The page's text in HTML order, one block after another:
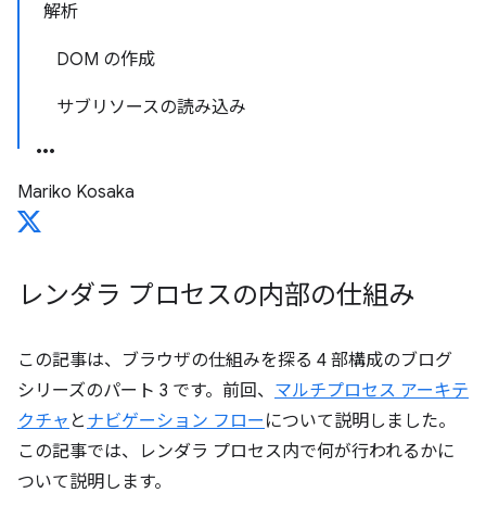
解析
DOM の作成
サブリソースの読み込み
Mariko Kosaka
レンダラ プロセスの内部の仕組み
この記事は、ブラウザの仕組みを探る 4 部構成のブログ
シリーズのパート 3 です。前回、 マルチプロセス アーキテ
クチャ と ナビゲーション フロー について説明しました。
この記事では、レンダラ プロセス内で何が行われるかに
ついて説明します。